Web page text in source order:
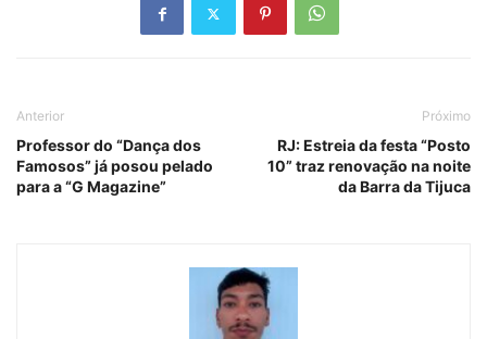
Anterior
Professor do “Dança dos
Famosos” já posou pelado
para a “G Magazine”
Próximo
RJ: Estreia da festa “Posto
10” traz renovação na noite
da Barra da Tijuca